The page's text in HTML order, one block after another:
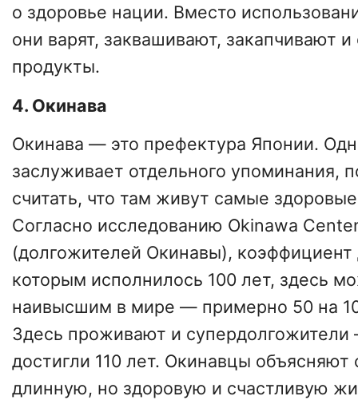
о здоровье нации. Вместо
они варят, заквашивают, закапчивают
продукты.
4. Окинава
Окинава — это префектура Японии.
заслуживает отдельного упоминания,
считать, что там живут самые
Согласно исследованию Okinawa
(долгожителей Окинавы), коэффициент
которым исполнилось 100 лет, здесь
наивысшим в мире — примерно 50 на
Здесь проживают и
достигли 110 лет. Окинавцы объясняют
длинную, но здоровую и счастливую